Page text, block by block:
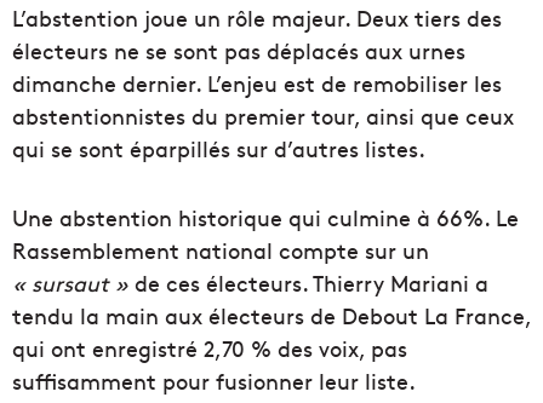
L’abstention joue un rôle majeur. Deux tiers des
électeurs ne se sont pas déplacés aux urnes
dimanche dernier. L’enjeu est de remobiliser les
abstentionnistes du premier tour, ainsi que ceux
qui se sont éparpillés sur d’autres listes.
Une abstention historique qui culmine à 66%. Le
Rassemblement national compte sur un
« sursaut » de ces électeurs. Thierry Mariani a
tendu la main aux électeurs de Debout La France,
qui ont enregistré 2,70 % des voix, pas
suffisamment pour fusionner leur liste.